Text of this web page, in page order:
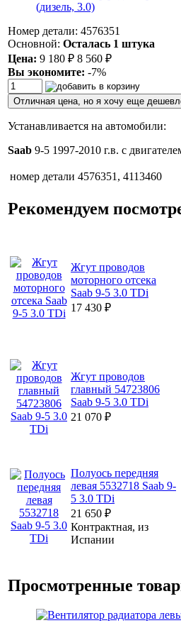
Номер детали: 4576351
Основной: Осталась 1 штука
Цена: 9 180 ₽ 8 560 ₽
Вы экономите: -7%
Отличная цена, но я хочу еще
Устанавливается на автомобили:
Saab 9-5 1997-2010 г.в. с
номер детали 4576351, 4113460
Рекомендуем
Жгут проводов
моторного отсека
Saab 9-5 3.0 TDi
17 430 ₽
Жгут проводов
главный 54723806
Saab 9-5 3.0 TDi
21 070 ₽
Полуось передняя
левая 5532718 Saab 9-
5 3.0 TDi
21 650 ₽
Контрактная, из
Испании
Просмотренные